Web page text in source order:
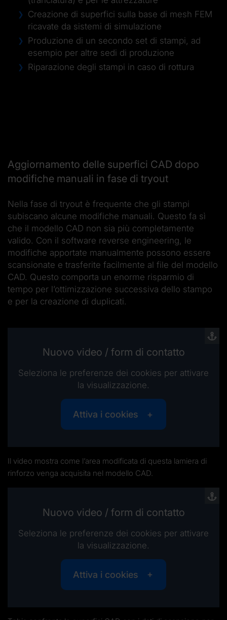
Creazione di superfici sulla base di mesh FEM
ricavate da sistemi di simulazione
Produzione di un secondo set di stampi, ad
esempio per altre sedi di produzione
Riparazione degli stampi in caso di rottura
Aggiornamento delle superfici CAD dopo
modifiche manuali in fase di tryout
Nella fase di tryout è frequente che gli stampi
subiscano alcune modifiche manuali. Questo fa sì
che il modello CAD non sia più completamente
valido. Con il software reverse engineering, le
modifiche apportate manualmente possono essere
scansionate e trasferite facilmente al file del modello
CAD. Questo comporta un enorme risparmio di
tempo per l’ottimizzazione successiva dello stampo
e per la creazione di duplicati.
Nuovo video / form di contatto
Seleziona le preferenze dei cookies per attivare
la visualizzazione.
Attiva i cookies
Il video mostra come l’area modificata di questa lamiera di
rinforzo venga acquisita nel modello CAD.
Nuovo video / form di contatto
Seleziona le preferenze dei cookies per attivare
la visualizzazione.
Attiva i cookies